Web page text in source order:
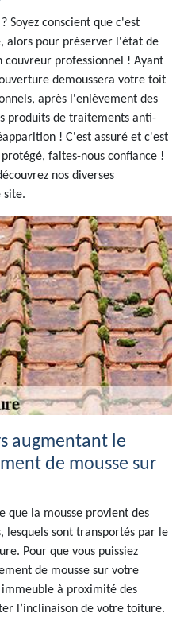
Soyez conscient que c'est
alors pour préserver l'état de
couvreur professionnel ! Ayant
demoussera votre toit
après l'enlèvement des
produits de traitements anti-
! C'est assuré et c'est
faites-nous confiance !
nos diverses
site.
augmentant le
de mousse sur
que la mousse provient des
lesquels sont transportés par le
Pour que vous puissiez
de mousse sur votre
à proximité des
l’inclinaison de votre toiture.